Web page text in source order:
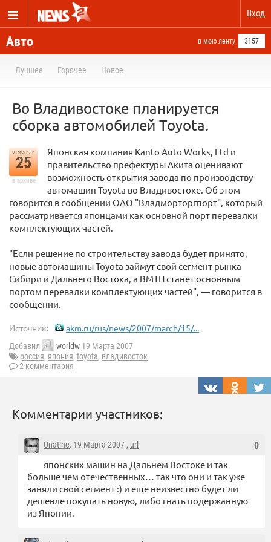
Вход
Авто в мою ленту 3157
Лучшее Горячее Новое
Во Владивостоке планируется
сборка автомобилей Toyota.
отметили
25
в архиве
Японская компания Kanto Auto Works, Ltd и
правительство префектуры Акита оценивают
возможность открытия завода по производству
автомашин Toyota во Владивостоке. Об этом
говорится в сообщении ОАО "Владморторгпорт", который
рассматривается японцами как основной порт перевалки
комплектующих частей.
"Если решение по строительству завода будет принято,
новые автомашины Toyota займут свой сегмент рынка
Сибири и Дальнего Востока, а ВМТП станет основным
портом перевалки комплектующих частей", — говорится в
сообщении.
Источник: akm.ru/rus/news/2007/march/15/...
Добавил worldw 19 Марта 2007
россия, япония, toyota, владивосток
2 комментария
Комментарии участников:
0
Unatine, 19 Марта 2007 , url
японских машин на Дальнем Востоке и так
больше чем отечественных… так что они и так уже
заняли свой сегмент :) и еще неизвестно будет ли
дешевле покупать новую, либо гнать подержанную
из Японии.